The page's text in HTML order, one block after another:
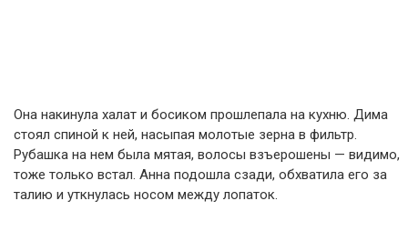
Она накинула халат и босиком прошлепала на кухню. Дима
стоял спиной к ней, насыпая молотые зерна в фильтр.
Рубашка на нем была мятая, волосы взъерошены — видимо,
тоже только встал. Анна подошла сзади, обхватила его за
талию и уткнулась носом между лопаток.